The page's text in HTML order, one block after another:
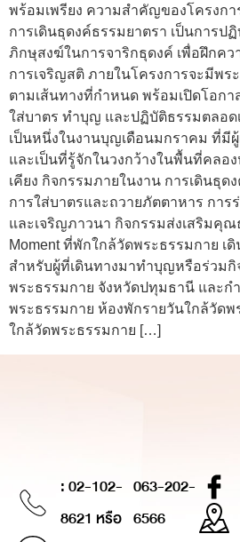
พร้อมเพรียง ความสำคัญของโครงกา
การเดินธุดงค์ธรรมยาตรา เป็นการป
ภิกษุสงฆ์ในการจาริกธุดงค์ เพื่อฝึกค
การเจริญสติ ภายในโครงการจะมีพร
ตามเส้นทางที่กำหนด พร้อมเปิดโอก
ใส่บาตร ทำบุญ และปฏิบัติธรรมตลอด
เป็นหนึ่งในงานบุญเดือนมกราคม ที่มี
และเป็นที่รู้จักในวงกว้างในพื้นที่คลอ
เคียง กิจกรรมภายในงาน การเดินธุ
การใส่บาตรและถวายภัตตาหาร กา
และเจริญภาวนา กิจกรรมส่งเสริมคุ
Moment ที่พักใกล้วัดพระธรรมกาย เ
สำหรับผู้ที่เดินทางมาทำบุญหรือร่วม
พระธรรมกาย จังหวัดปทุมธานี และก
พระธรรมกาย ห้องพักรายวันใกล้วัด
ใกล้วัดพระธรรมกาย […]
: 02-102-
8621 หรือ
063-202-
6566